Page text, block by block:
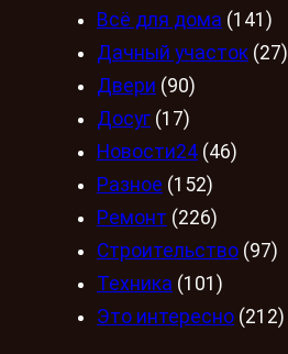
Всё для дома (141)
Дачный участок (27)
Двери (90)
Досуг (17)
Новости24 (46)
Разное (152)
Ремонт (226)
Строительство (97)
Техника (101)
Это интересно (212)